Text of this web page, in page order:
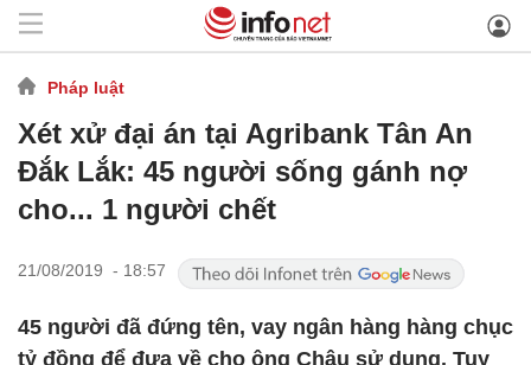
Pháp luật
Xét xử đại án tại Agribank Tân An
Đắk Lắk: 45 người sống gánh nợ
cho... 1 người chết
21/08/2019 - 18:57
45 người đã đứng tên, vay ngân hàng hàng chục
tỷ đồng để đưa về cho ông Châu sử dụng. Tuy